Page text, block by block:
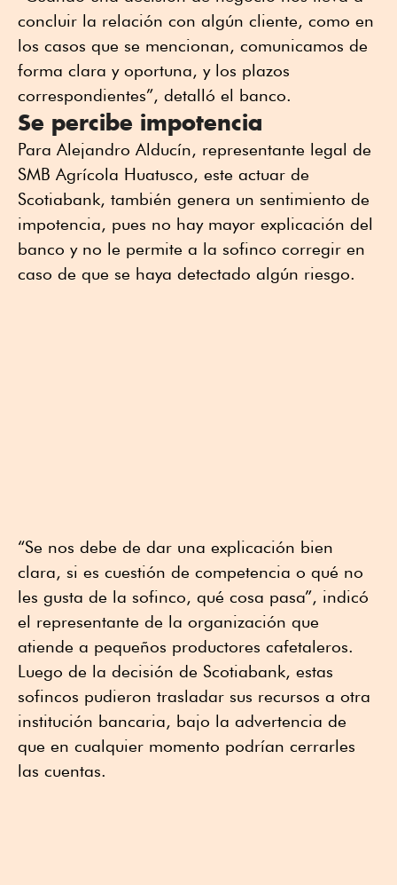
concluir la relación con algún cliente, como en
los casos que se mencionan, comunicamos de
forma clara y oportuna, y los plazos
correspondientes”, detalló el banco.
Se percibe impotencia
Para Alejandro Alducín, representante legal de
SMB Agrícola Huatusco, este actuar de
Scotiabank, también genera un sentimiento de
impotencia, pues no hay mayor explicación del
banco y no le permite a la sofinco corregir en
caso de que se haya detectado algún riesgo.
“Se nos debe de dar una explicación bien
clara, si es cuestión de competencia o qué no
les gusta de la sofinco, qué cosa pasa”, indicó
el representante de la organización que
atiende a pequeños productores cafetaleros.
Luego de la decisión de Scotiabank, estas
sofincos pudieron trasladar sus recursos a otra
institución bancaria, bajo la advertencia de
que en cualquier momento podrían cerrarles
las cuentas.